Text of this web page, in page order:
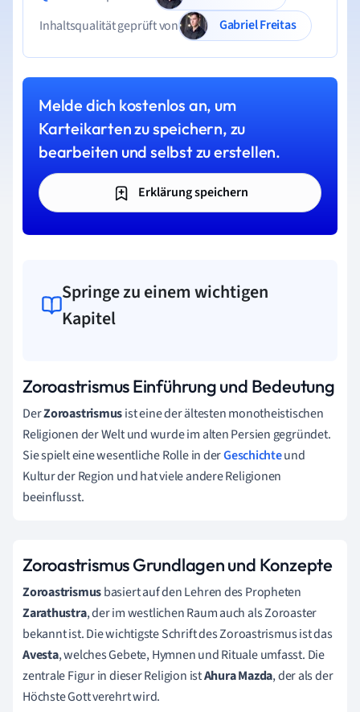
Inhaltsqualität geprüft von
Gabriel Freitas
Melde dich kostenlos an, um
Karteikarten zu speichern, zu
bearbeiten und selbst zu erstellen.
Erklärung speichern
Springe zu einem wichtigen
Kapitel
Zoroastrismus Einführung und Bedeutung
DerZoroastrismusist eine der ältesten monotheistischen
Religionen der Welt und wurde im alten Persien gegründet.
Sie spielt eine wesentliche Rolle in derGeschichteund
Kultur der Region und hat viele andere Religionen
beeinflusst.
Zoroastrismus Grundlagen und Konzepte
Zoroastrismusbasiert auf den Lehren des Propheten
Zarathustra, der im westlichen Raum auch als Zoroaster
bekannt ist. Die wichtigste Schrift des Zoroastrismus ist das
Avesta, welches Gebete, Hymnen und Rituale umfasst. Die
zentrale Figur in dieser Religion istAhura Mazda, der als der
Höchste Gott verehrt wird.